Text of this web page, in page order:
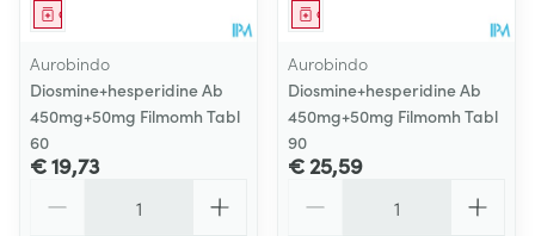
Geneesmiddel
Aurobindo
Diosmine+hesperidine Ab
450mg+50mg Filmomh Tabl
60
€ 19,73
Geneesmiddel
Aurobindo
Diosmine+hesperidine Ab
450mg+50mg Filmomh Tabl
90
€ 25,59